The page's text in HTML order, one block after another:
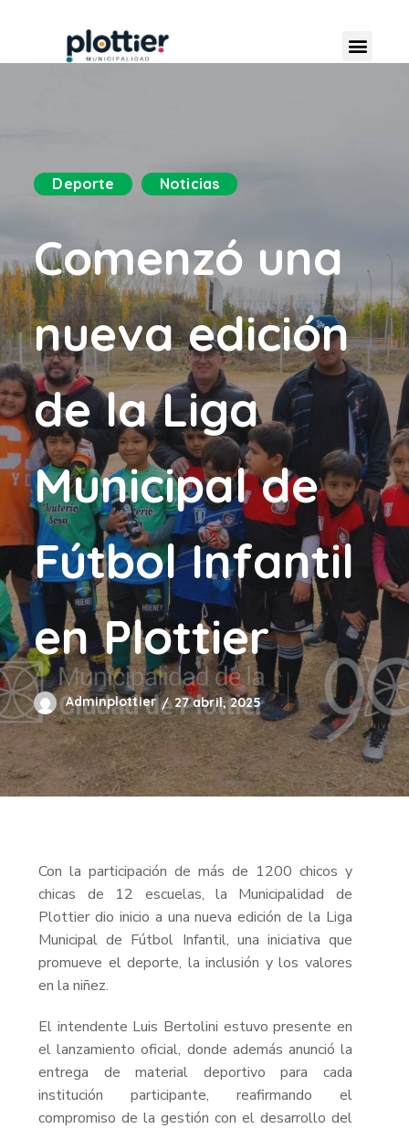
Deporte Noticias
Comenzó una
nueva edición
de la Liga
Municipal de
Fútbol Infantil
en Plottier
Adminplottier 27 abril, 2025
Con la participación de más de 1200 chicos y
chicas de 12 escuelas, la Municipalidad de
Plottier dio inicio a una nueva edición de la Liga
Municipal de Fútbol Infantil, una iniciativa que
promueve el deporte, la inclusión y los valores
en la niñez.
El intendente Luis Bertolini estuvo presente en
el lanzamiento oficial, donde además anunció la
entrega de material deportivo para cada
institución participante, reafirmando el
compromiso de la gestión con el desarrollo del